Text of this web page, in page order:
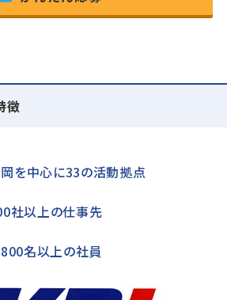
徴
を中心に33の活動拠点
社以上の仕事先
名以上の社員